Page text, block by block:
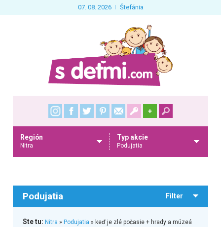
07. 08. 2026 Štefánia
+
Región
Nitra
Typ akcie
Podujatia
Podujatia Filter
Ste tu: Nitra » Podujatia » keď je zlé počasie + hrady a múzeá